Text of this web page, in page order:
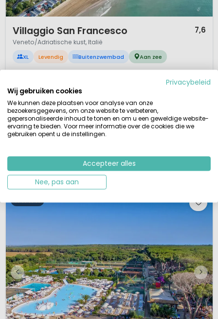
Villaggio San Francesco 7,6
Veneto/Adriatische kust, Italië
XL Levendig Buitenzwembad Aan zee
3 restaurants, supermarkt
Villaggio San Francesco is een vijfsterren camping in een prachtig
pijnbomenbos en pal aan de Adriatische Zee gelegen. De camping ligt
tussen de bekende badplaatsen Caorle en Lido di Jesolo, dus vlak bij de
Lagune van Venetië. Het privé-strand is een droom voor liefhebbers van
Bekijk 1 aanbieders
Privacybeleid
Wij gebruiken cookies
We kunnen deze plaatsen voor analyse van onze
bezoekersgegevens, om onze website te verbeteren,
gepersonaliseerde inhoud te tonen en om u een geweldige website-
ervaring te bieden. Voor meer informatie over de cookies die we
gebruiken opent u de instellingen.
Accepteer alles
Nee, pas aan